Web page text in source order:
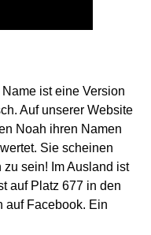
ist eine Version
Auf unserer Website
Noah ihren Namen
Sie scheinen
sein! Im Ausland ist
auf Platz 677 in den
auf Facebook. Ein